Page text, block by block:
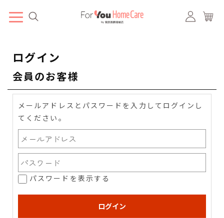
ログイン
会員のお客様
メールアドレスとパスワードを入力してログインし
てください。
パスワードを表示する